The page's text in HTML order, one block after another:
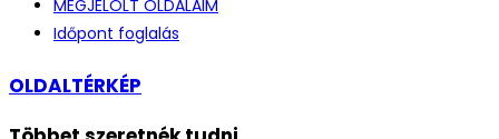
MEGJELÖLT OLDALAIM
Időpont foglalás
OLDALTÉRKÉP